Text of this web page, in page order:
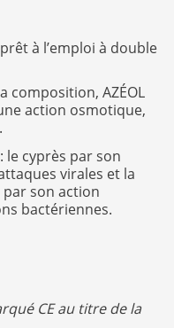
à l’emploi à double
composition, AZÉOL
action osmotique,
le cyprès par son
virales et la
par son action
bactériennes.
CE au titre de la